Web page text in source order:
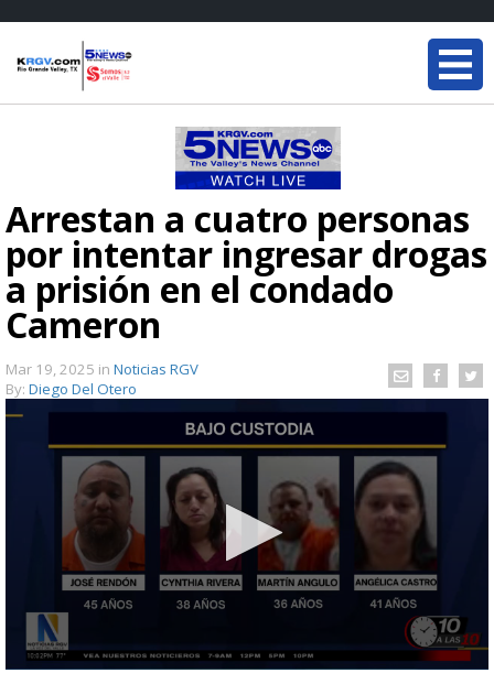
Arrestan a cuatro personas
por intentar ingresar drogas
a prisión en el condado
Cameron
Mar 19, 2025 in Noticias RGV
By: Diego Del Otero